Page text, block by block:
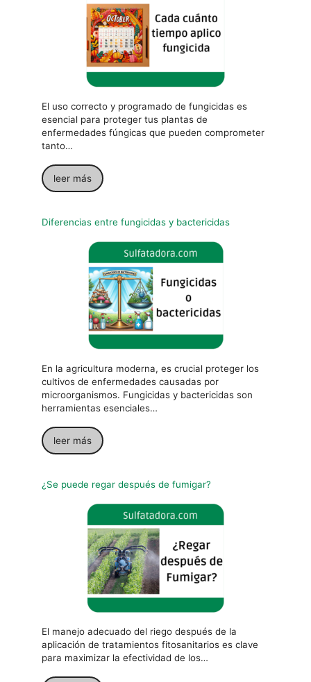
El uso correcto y programado de fungicidas es
esencial para proteger tus plantas de
enfermedades fúngicas que pueden comprometer
tanto…
leer más
Diferencias entre fungicidas y bactericidas
En la agricultura moderna, es crucial proteger los
cultivos de enfermedades causadas por
microorganismos. Fungicidas y bactericidas son
herramientas esenciales…
leer más
¿Se puede regar después de fumigar?
El manejo adecuado del riego después de la
aplicación de tratamientos fitosanitarios es clave
para maximizar la efectividad de los…